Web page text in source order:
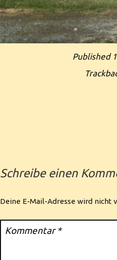
Published
Schreibe einen
Deine E-Mail-Adresse wird nicht
Kommentar*